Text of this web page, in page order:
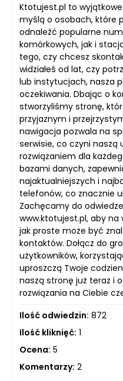
Ktotujest.pl to
myślą o osobach, które
odnaleźć popularne
komórkowych, jak i
tego, czy chcesz
widziałeś od lat, czy
lub instytucjach, nasza
oczekiwania. Dbając o
stworzyliśmy stronę,
przyjaznym i
nawigacja pozwala na
serwisie, co czyni naszą
rozwiązaniem dla
bazami danych,
najaktualniejszych i
telefonów, co znacznie
Zachęcamy do
www.ktotujest.pl, aby na
jak proste może być
kontaktów. Dołącz do
użytkowników,
uproszczą Twoje
naszą stronę już teraz i
rozwiązania na Ciebie
Ilość odwiedzin: 872
Ilość kliknięć: 1
Ocena: 5
Komentarzy: 2